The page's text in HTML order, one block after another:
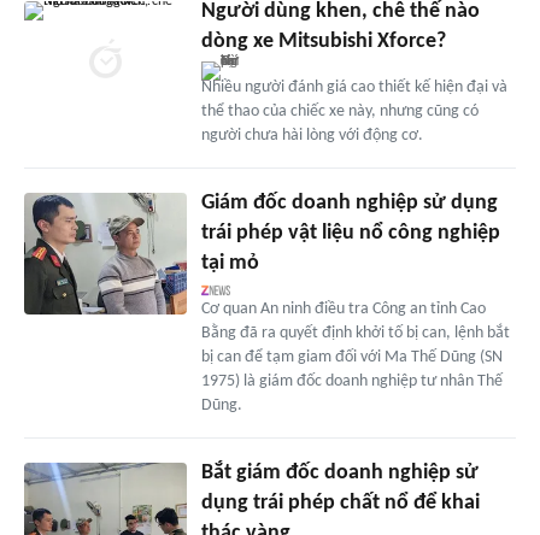
Người dùng khen, chê thế nào
dòng xe Mitsubishi Xforce?
Nhiều người đánh giá cao thiết kế hiện đại và
thể thao của chiếc xe này, nhưng cũng có
người chưa hài lòng với động cơ.
Giám đốc doanh nghiệp sử dụng
trái phép vật liệu nổ công nghiệp
tại mỏ
Cơ quan An ninh điều tra Công an tỉnh Cao
Bằng đã ra quyết định khởi tố bị can, lệnh bắt
bị can để tạm giam đối với Ma Thế Dũng (SN
1975) là giám đốc doanh nghiệp tư nhân Thế
Dũng.
Bắt giám đốc doanh nghiệp sử
dụng trái phép chất nổ để khai